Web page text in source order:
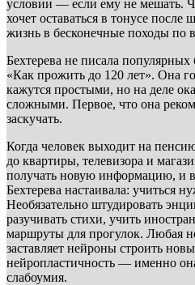
условии — если ему не мешать.
хочет оставаться в тонусе после
жизнь в бесконечные походы по
Бехтерева не писала
«Как прожить до 120 лет». Она
кажутся простыми, но на деле
сложными. Первое, что она
заскучать.
Когда человек выходит на
до квартиры, телевизора и
получать новую информацию, и
Бехтерева настаивала: учиться
Необязательно штудировать
разучивать стихи, учить
маршруты для прогулок. Любая
заставляет нейроны строить
нейропластичность — именно она
слабоумия.